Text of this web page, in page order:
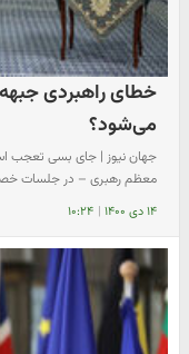
خطای راهبردی جبهه
می‌شود؟
جهان نیوز | جای بسی تعجب
معظم رهبری – در جلسات
۱۴ دی ۱۴۰۰ | ۱۰:۲۴